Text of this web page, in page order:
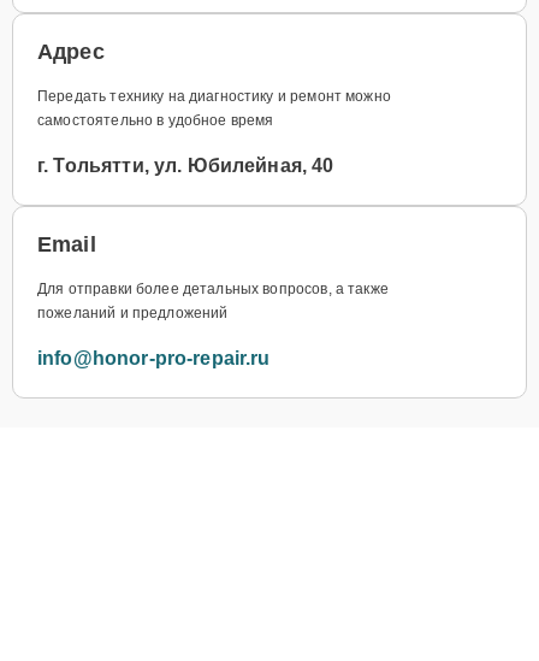
Адрес
Передать технику на диагностику и ремонт можно
самостоятельно в удобное время
г. Тольятти, ул. Юбилейная, 40
Email
Для отправки более детальных вопросов, а также
пожеланий и предложений
info@honor-pro-repair.ru